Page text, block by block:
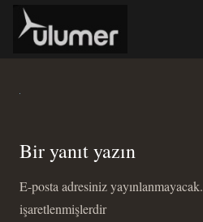
Bir yanıt yazın
E-posta adresiniz yayınlanmayacak.
işaretlenmişlerdir